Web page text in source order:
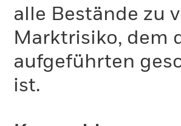
alle Bestände zu
Marktrisiko, dem
aufgeführten
ist.